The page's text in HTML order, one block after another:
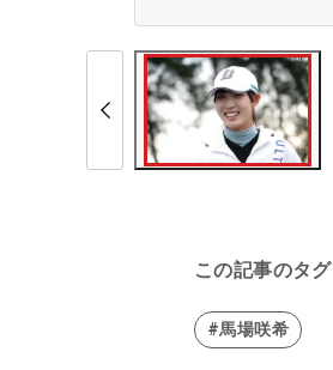
この記事のタグ
#馬場咲希